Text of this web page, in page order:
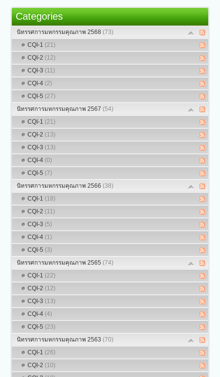
Categories
นิทรรศการมหกรรมคุณภาพ 2568 (73)
CQI-1 (21)
CQI-2 (12)
CQI-3 (11)
CQI-4 (2)
CQI-5 (27)
นิทรรศการมหกรรมคุณภาพ 2567 (54)
CQI-1 (21)
CQI-2 (13)
CQI-3 (13)
CQI-4 (0)
CQI-5 (7)
นิทรรศการมหกรรมคุณภาพ 2566 (38)
CQI-1 (18)
CQI-2 (11)
CQI-3 (5)
CQI-4 (1)
CQI-5 (3)
นิทรรศการมหกรรมคุณภาพ 2565 (74)
CQI-1 (22)
CQI-2 (12)
CQI-3 (13)
CQI-4 (4)
CQI-5 (23)
นิทรรศการมหกรรมคุณภาพ 2563 (70)
CQI-1 (26)
CQI-2 (10)